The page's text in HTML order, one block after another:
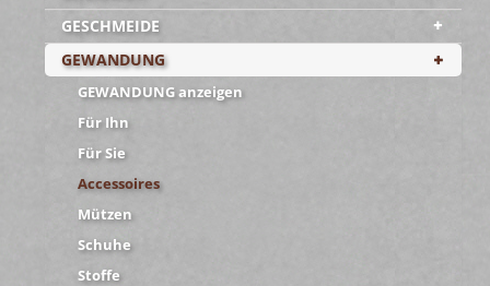
GESCHMEIDE
GEWANDUNG
GEWANDUNG anzeigen
Für Ihn
Für Sie
Accessoires
Mützen
Schuhe
Stoffe